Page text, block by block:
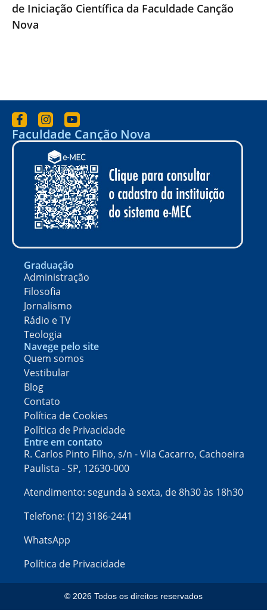
de Iniciação Científica da Faculdade Canção
Nova
Faculdade Canção Nova
Graduação
Administração
Filosofia
Jornalismo
Rádio e TV
Teologia
Navege pelo site
Quem somos
Vestibular
Blog
Contato
Política de Cookies
Política de Privacidade
Entre em contato
R. Carlos Pinto Filho, s/n - Vila Cacarro, Cachoeira
Paulista - SP, 12630-000​
Atendimento: segunda à sexta, de 8h30 às 18h30
Telefone: (12) 3186-2441
WhatsApp
Política de Privacidade
© 2026 Todos os direitos reservados